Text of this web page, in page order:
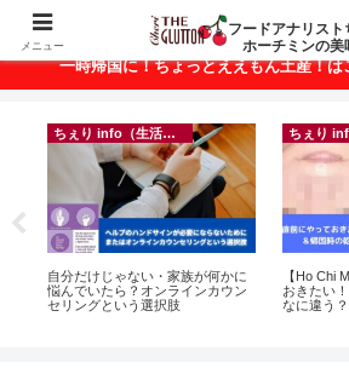
ベトナム・ホーチミンの美味いも
一時帰国に！ちょっとええもん土産！は
ちぇり info（生活情報）
自分だけじゃない・家族が何かに
悩んでいたら？オンラインカウン
セリングという選択肢
【Ho Chi
おきたい
なに違う？！ ＆帰国時の乾
メニュー
フードアナリスト
ホーチミンの美